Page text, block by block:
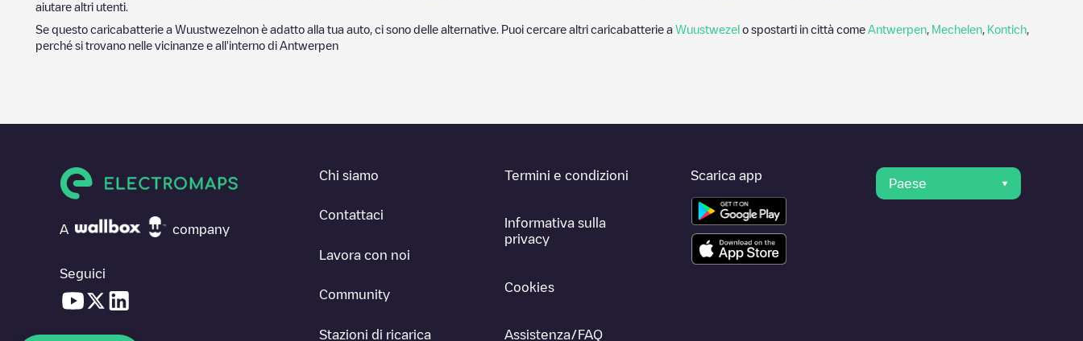
aiutare altri utenti.
Se questo caricabatterie a Wuustwezel non è adatto alla tua auto, ci sono delle alternative. Puoi cercare altri caricabatterie a Wuustwezel o spostarti in città come Antwerpen Mechelen Kontich
perché si trovano nelle vicinanze e all'interno di Antwerpen
A company
Seguici
Chi siamo
Contattaci
Lavora con noi
Community
Stazioni di ricarica
Termini e condizioni
Informativa sulla
privacy
Cookies
Assistenza/FAQ
Scarica app
Paese